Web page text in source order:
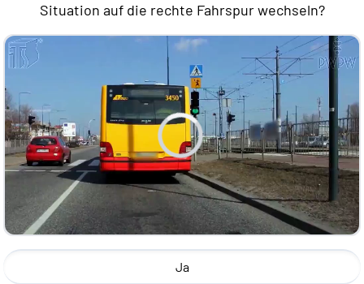
Situation auf die rechte Fahrspur wechseln?
Ja